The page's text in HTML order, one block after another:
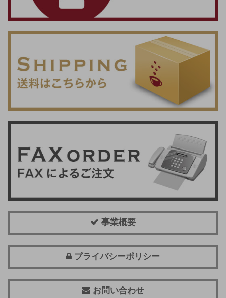
事業概要
プライバシーポリシー
お問い合わせ